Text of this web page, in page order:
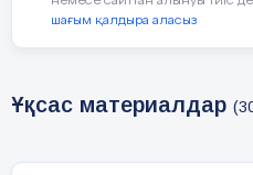
тұратын
– адал,
мәнінде
оның
шағым қалдыра аласыз
Ұқсас материалдар